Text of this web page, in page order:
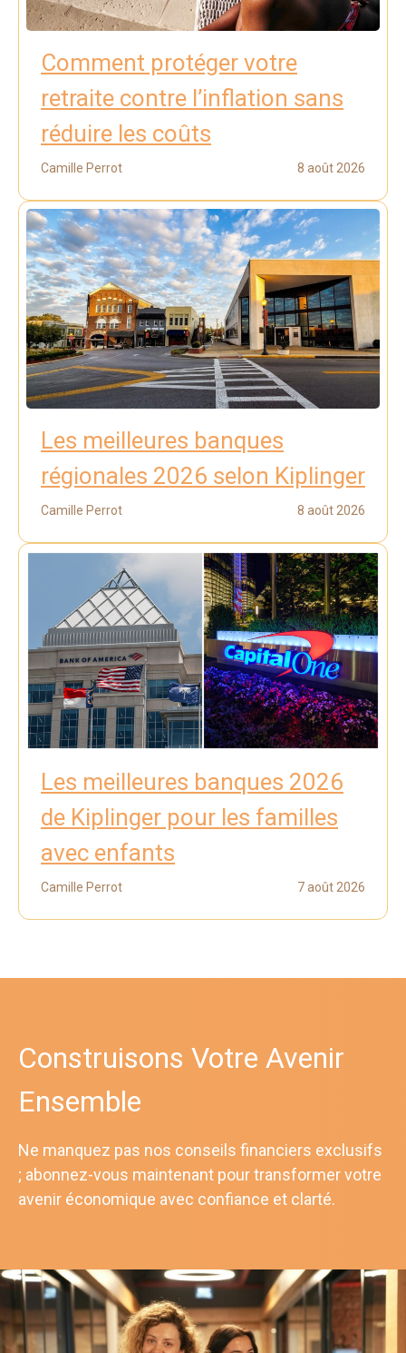
Comment protéger votre
retraite contre l’inflation sans
réduire les coûts
Camille Perrot 8 août 2026
Les meilleures banques
régionales 2026 selon Kiplinger
Camille Perrot 8 août 2026
Les meilleures banques 2026
de Kiplinger pour les familles
avec enfants
Camille Perrot 7 août 2026
Construisons Votre Avenir
Ensemble
Ne manquez pas nos conseils financiers exclusifs
; abonnez-vous maintenant pour transformer votre
avenir économique avec confiance et clarté.